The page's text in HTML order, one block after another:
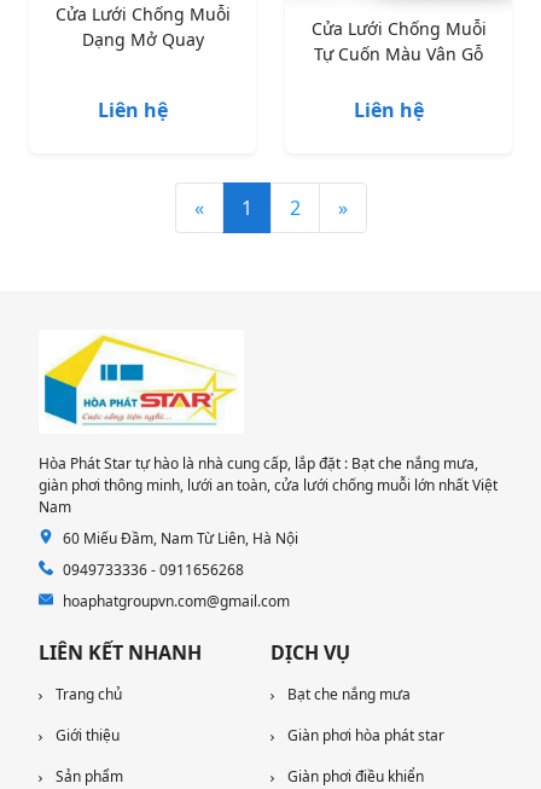
Cửa Lưới Chống Muỗi
Dạng Mở Quay
Liên hệ
Cửa Lưới Chống Muỗi
Tự Cuốn Màu Vân Gỗ
Liên hệ
« 1 2 »
Hòa Phát Star tự hào là nhà cung cấp, lắp đặt : Bạt che nắng mưa,
giàn phơi thông minh, lưới an toàn, cửa lưới chống muỗi lớn nhất Việt
Nam
60 Miếu Đầm, Nam Từ Liên, Hà Nội
0949733336 - 0911656268
hoaphatgroupvn.com@gmail.com
LIÊN KẾT NHANH
Trang chủ
Giới thiệu
Sản phẩm
DỊCH VỤ
Bạt che nắng mưa
Giàn phơi hòa phát star
Giàn phơi điều khiển